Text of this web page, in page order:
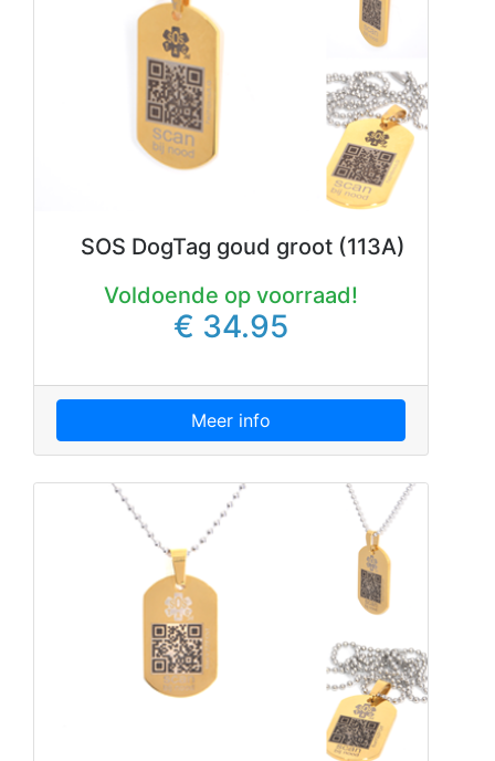
SOS DogTag goud groot (113A)
Voldoende op voorraad!
€ 34.95
Meer info